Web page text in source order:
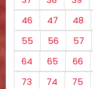
46
47 48
55
56 57
64
65 66
73
74 75